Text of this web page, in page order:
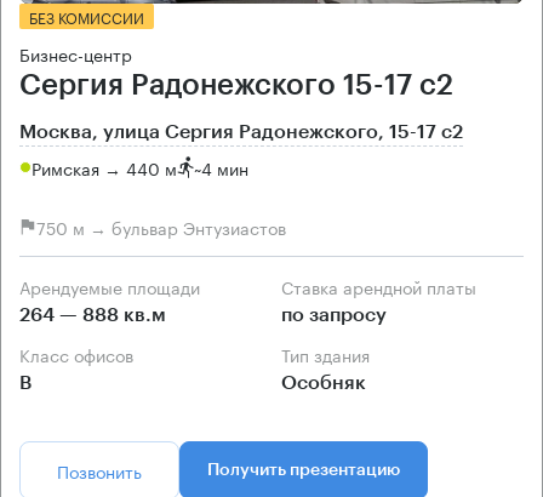
БЕЗ КОМИССИИ
Бизнес-центр
Сергия Радонежского 15-17 с2
Москва, улица Сергия Радонежского, 15-17 с2
Римская → 440 м ~4 мин
750 м → бульвар Энтузиастов
Арендуемые площади
264 — 888 кв.м
Ставка арендной платы
по запросу
Класс офисов
B
Тип здания
Особняк
Позвонить Получить презентацию